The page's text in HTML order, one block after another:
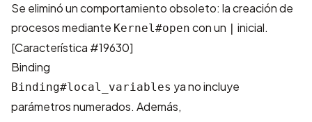
Se eliminó un comportamiento obsoleto: la creación de
procesos mediante Kernel#open con un | inicial.
[Característica #19630]
Binding
Binding#local_variables ya no incluye
parámetros numerados. Además,